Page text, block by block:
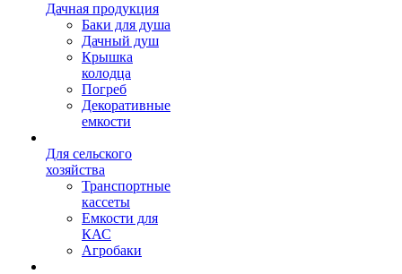
Дачная продукция
Баки для душа
Дачный душ
Крышка
колодца
Погреб
Декоративные
емкости
Для сельского
хозяйства
Транспортные
кассеты
Емкости для
КАС
Агробаки